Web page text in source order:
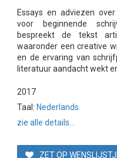
Essays en adviezen
voor beginnende
bespreekt de tekst
waaronder een creative
en de ervaring van
literatuur aandacht wekt
2017
Taal: Nederlands
zie alle details...
ZET OP